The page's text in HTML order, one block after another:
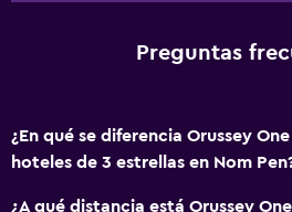
Preguntas
¿En qué se diferencia Orussey
hoteles de 3 estrellas en Nom
¿A qué distancia está Orussey